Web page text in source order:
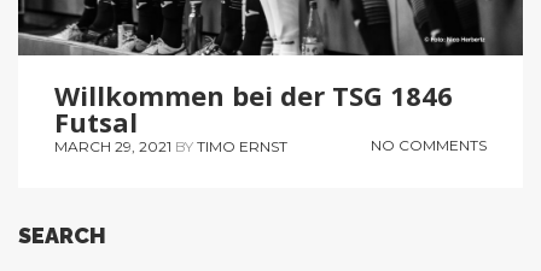
Willkommen bei der TSG 1846
Futsal
MARCH 29, 2021 BY TIMO ERNST NO COMMENTS
SEARCH